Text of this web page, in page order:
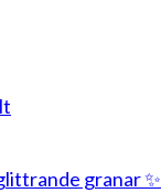
granar ✨